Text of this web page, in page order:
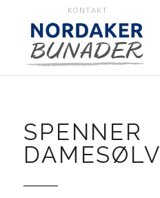
KONTAKT
SPENNER
DAMESØLV